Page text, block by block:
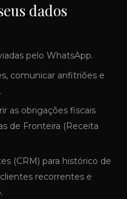
dados
pelo WhatsApp.
comunicar anfitriões e
as obrigações fiscais
de Fronteira (Receita
(CRM) para histórico de
recorrentes e